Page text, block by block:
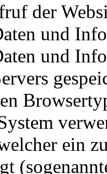
der
und
und
ein